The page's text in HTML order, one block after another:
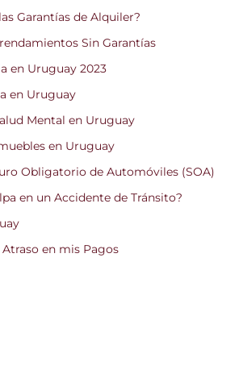
Garantías de Alquiler?
Sin Garantías
en Uruguay 2023
en Uruguay
Mental en Uruguay
en Uruguay
Obligatorio de Automóviles (SOA)
en un Accidente de Tránsito?
en mis Pagos